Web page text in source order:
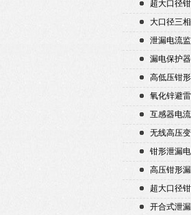
超大口径
大口径三
泄漏电流
漏电保护
高低压钳
氧化锌避
互感器电
无线高压
钳形泄漏
高压钳形
超大口径
开合式泄